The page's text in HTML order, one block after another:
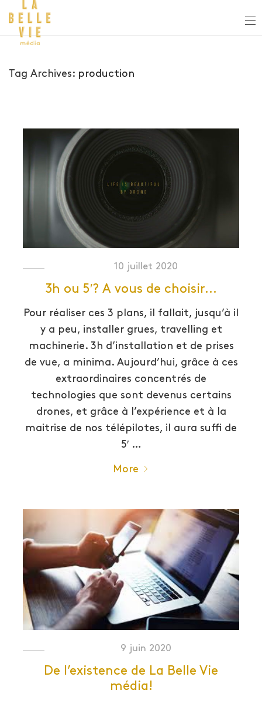
Tag Archives: production
10 juillet 2020
3h ou 5′? A vous de choisir…
Pour réaliser ces 3 plans, il fallait, jusqu’à il
y a peu, installer grues, travelling et
machinerie. 3h d’installation et de prises
de vue, a minima. Aujourd’hui, grâce à ces
extraordinaires concentrés de
technologies que sont devenus certains
drones, et grâce à l’expérience et à la
maitrise de nos télépilotes, il aura suffi de
5′ …
More
9 juin 2020
De l’existence de La Belle Vie
média!